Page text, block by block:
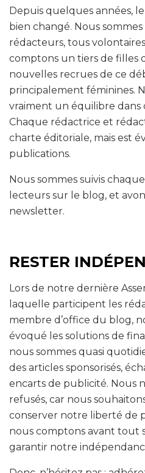
Depuis quelques années,
bien changé. Nous
rédacteurs, tous
comptons un tiers de filles
nouvelles recrues de ce
principalement féminines.
vraiment un équilibre dans
Chaque rédactrice et
charte éditoriale, mais est
publications.
Nous sommes suivis
lecteurs sur le blog, et
newsletter.
RESTER
Lors de notre dernière
laquelle participent les
membre d’office du blog,
évoqué les solutions de
nous sommes quasi
des articles sponsorisés,
encarts de publicité. Nous
refusés, car nous
conserver notre liberté de
nous comptons avant tout
garantir notre